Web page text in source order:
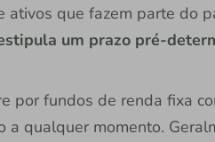
ativos que fazem parte do
um prazo pré-
por fundos de renda fixa
a qualquer momento.